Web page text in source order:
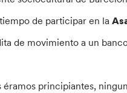
de participar en la
de movimiento a un
principiantes,